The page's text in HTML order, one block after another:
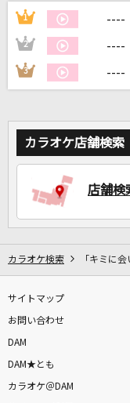
1 ----
2 ----
3 ----
カラオケ店舗検索
店舗検
カラオケ検索 「キミに
サイトマップ
お問い合わせ
DAM
DAM★とも
カラオケ＠DAM